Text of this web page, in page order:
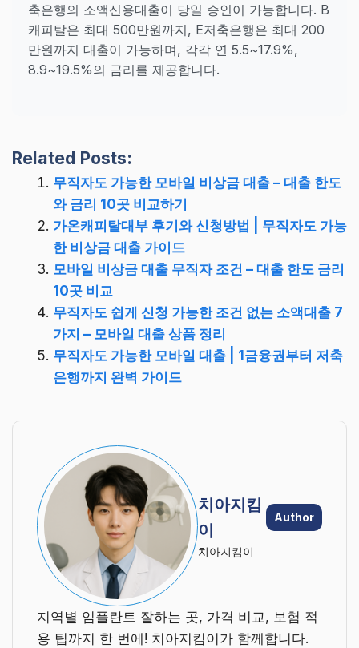
축은행의 소액신용대출이 당일 승인이 가능합니다. B
캐피탈은 최대 500만원까지, E저축은행은 최대 200
만원까지 대출이 가능하며, 각각 연 5.5~17.9%,
8.9~19.5%의 금리를 제공합니다.
Related Posts:
무직자도 가능한 모바일 비상금 대출 – 대출 한도
와 금리 10곳 비교하기
가온캐피탈대부 후기와 신청방법 | 무직자도 가능
한 비상금 대출 가이드
모바일 비상금 대출 무직자 조건 – 대출 한도 금리
10곳 비교
무직자도 쉽게 신청 가능한 조건 없는 소액대출 7
가지 – 모바일 대출 상품 정리
무직자도 가능한 모바일 대출 | 1금융권부터 저축
은행까지 완벽 가이드
치아지킴
이
Author
치아지킴이
지역별 임플란트 잘하는 곳, 가격 비교, 보험 적
용 팁까지 한 번에! 치아지킴이가 함께합니다.